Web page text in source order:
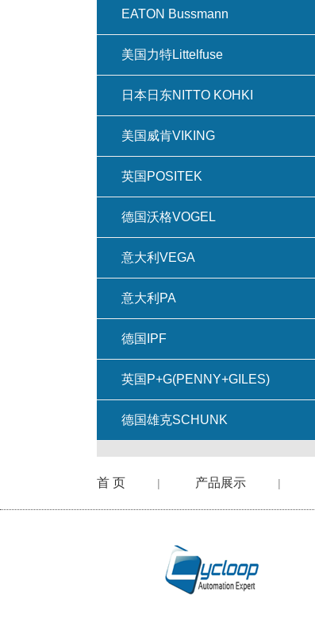
EATON Bussmann
美国力特Littelfuse
日本日东NITTO KOHKI
美国威肯VIKING
英国POSITEK
德国沃格VOGEL
意大利VEGA
意大利PA
德国IPF
英国P+G(PENNY+GILES)
德国雄克SCHUNK
首 页 | 产品展示 |